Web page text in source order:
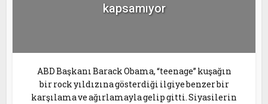
kapsamıyor
ABD Başkanı Barack Obama, “teenage” kuşağın
bir rock yıldızına gösterdiği ilgiye benzer bir
karşılama ve ağırlamayla gelip gitti. Siyasilerin